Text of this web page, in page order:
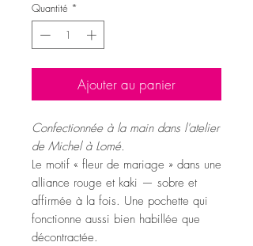
Quantité *
Ajouter au panier
Confectionnée à la main dans l'atelier
de Michel à Lomé.
Le motif « fleur de mariage » dans une
alliance rouge et kaki — sobre et
affirmée à la fois. Une pochette qui
fonctionne aussi bien habillée que
décontractée.